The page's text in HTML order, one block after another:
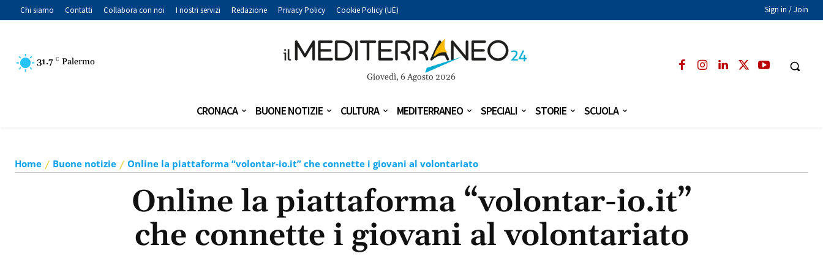
Chi siamo Contatti Collabora con noi I nostri servizi Redazione Privacy Policy Cookie Policy (UE) Sign in / Join
31.7 C Palermo
Giovedì, 6 Agosto 2026
CRONACA BUONE NOTIZIE CULTURA MEDITERRANEO SPECIALI STORIE SCUOLA
Home Buone notizie Online la piattaforma “volontar-io.it” che connette i giovani al volontariato
Online la piattaforma “volontar-io.it”
che connette i giovani al volontariato